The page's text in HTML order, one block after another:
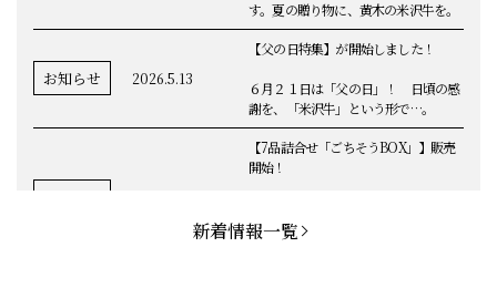
す。夏の贈り物に、黄木の米沢牛を。
お知らせ 2026.5.13
【父の日特集】が開始しました！
６月２１日は「父の日」！ 日頃の感
謝を、「米沢牛」という形で…。
【7品詰合せ「ごちそうBOX」】販売
開始！
ンチカツ」など、黄木の自慢が詰まっ
てます。
新着情報一覧